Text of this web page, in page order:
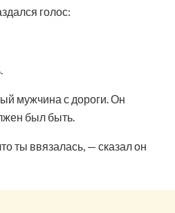
голос:
мужчина с дороги. Он
был быть.
ты ввязалась, — сказал он